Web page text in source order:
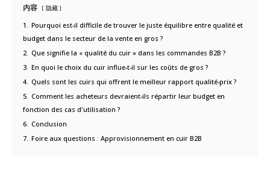
内容 隐藏
1.
Pourquoi est-il difficile de trouver le juste équilibre entre qualité et
budget dans le secteur de la vente en gros ?
2. Que signifie la « qualité du cuir » dans les commandes B2B ?
3. En quoi le choix du cuir influe-t-il sur les coûts de gros ?
4. Quels sont les cuirs qui offrent le meilleur rapport qualité-prix ?
5. Comment les acheteurs devraient-ils répartir leur budget en
fonction des cas d'utilisation ?
6. Conclusion
7. Foire aux questions : Approvisionnement en cuir B2B